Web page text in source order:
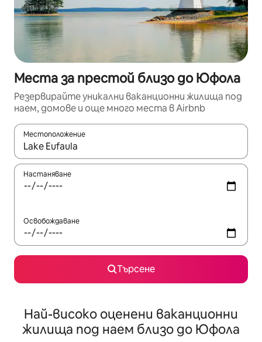
Места за престой близо до Юфола
Резервирайте уникални ваканционни жилища под
наем, домове и още много места в Airbnb
Местоположение
Когато резултатите се покажат, използвайте
Настаняване
Освобождаване
Търсене
Най-високо оценени ваканционни
жилища под наем близо до Юфола